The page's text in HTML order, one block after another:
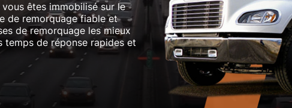
êtes immobilisé sur le
de remorquage fiable et
de remorquage les mieux
temps de réponse rapides et